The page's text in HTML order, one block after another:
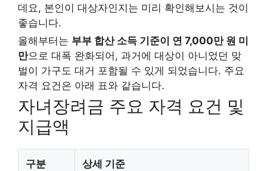
데요, 본인이 대상자인지는 미리 확인해보시는 것이
좋습니다.
올해부터는 부부 합산 소득 기준이 연 7,000만 원 미
만으로 대폭 완화되어, 과거에 대상이 아니었던 맞
벌이 가구도 대거 포함될 수 있게 되었습니다. 주요
자격 요건은 아래 표와 같습니다.
자녀장려금 주요 자격 요건 및
지급액
구분 상세 기준